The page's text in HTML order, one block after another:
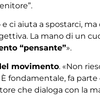
ci aiuta a spostarci, ma
La mano di un
“pensante”».
movimento. «Non
fondamentale, fa
che dialoga con la